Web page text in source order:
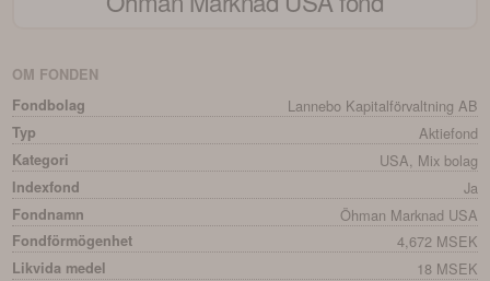
OM FONDEN
Fondbolag
Lannebo Kapitalförvaltning AB
Typ Aktiefond
Kategori USA, Mix bolag
Indexfond Ja
Fondnamn Öhman Marknad USA
Fondförmögenhet 4,672 MSEK
Likvida medel 18 MSEK